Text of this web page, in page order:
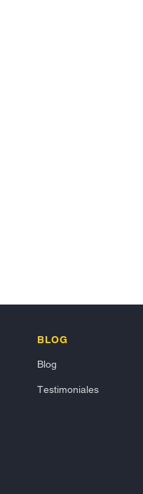
BLOG
Blog
Testimoniales